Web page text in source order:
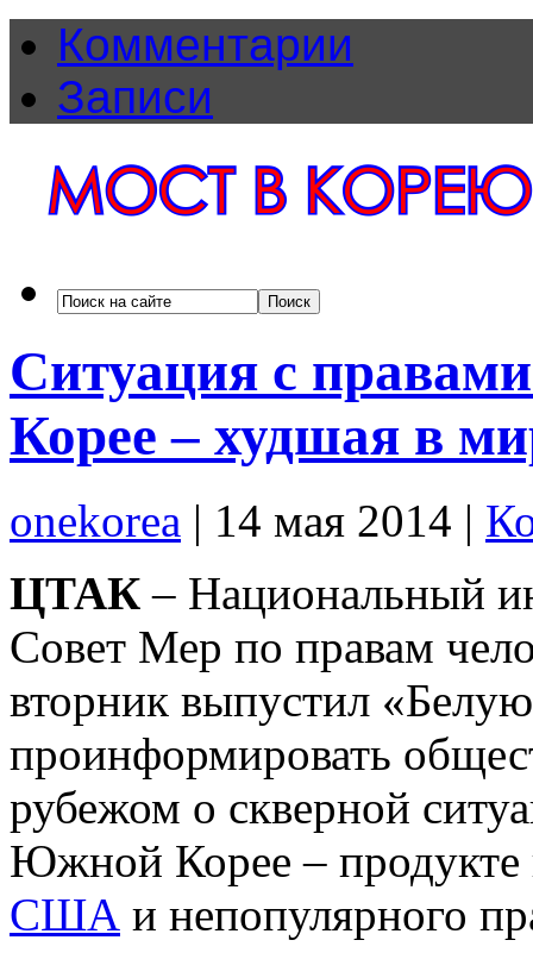
Комментарии
Записи
Ситуация с
Корее – худшая в
onekorea | 14 мая 2014 |
ЦТАК – Национальный
Совет Мер по правам
вторник выпустил
проинформировать
рубежом о скверной
Южной Корее – продукте
США и непопулярного